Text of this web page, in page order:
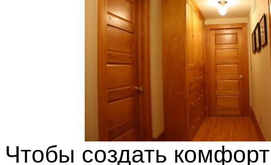
Чтобы создать